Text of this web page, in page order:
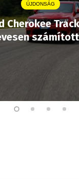
ÚJDONSÁG
Cherokee